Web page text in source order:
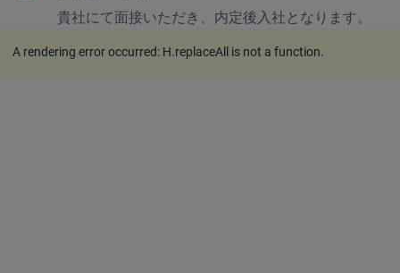
貴社にて面接いただき、内定後入社となります。
A rendering error occurred: H.replaceAll is not a function.